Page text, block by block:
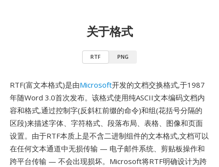
关于格式
RTF PNG
RTF(富文本格式)是由Microsoft开发的文档交换格式,于1987
年随Word 3.0首次发布。该格式使用纯ASCII文本编码文档内
容和格式,通过控制字(反斜杠前缀的命令)和组(花括号分隔的
区段)来描述字体、字符格式、段落布局、表格、图像和页面
设置。由于RTF本质上是不含二进制组件的文本格式,文档可以
在任何文本通道中无损传输 — 电子邮件系统、剪贴板操作和
跨平台传输 — 不会出现损坏。Microsoft将RTF明确设计为跨